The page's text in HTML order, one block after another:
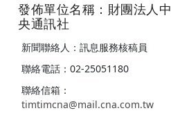
發佈單位名稱：財團法人中
央通訊社
新聞聯絡人：訊息服務核稿員
聯絡電話：02-25051180
聯絡信箱：
timtimcna@mail.cna.com.tw